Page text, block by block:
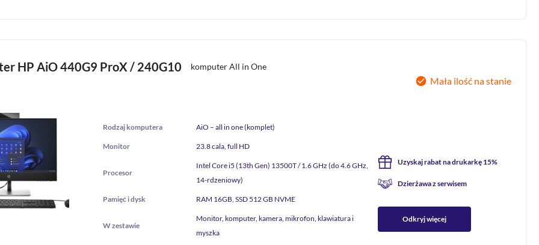
HP AiO 440G9 ProX / 240G10 komputer All in One
Mała ilość na stanie
Rodzaj komputera AiO – all in one (komplet)
Monitor 23.8 cala, full HD
Procesor
Intel Core i5 (13th Gen) 13500T / 1.6 GHz (do 4.6 GHz,
14-rdzeniowy)
Pamięć i dysk RAM 16GB, SSD 512 GB NVME
W zestawie
Monitor, komputer, kamera, mikrofon, klawiatura i
myszka
Uzyskaj rabat na drukarkę 15%
Dzierżawa z serwisem
Odkryj więcej